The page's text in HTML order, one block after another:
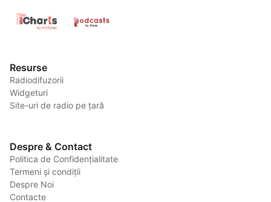
Resurse
Radiodifuzorii
Widgeturi
Site-uri de radio pe țară
Despre & Contact
Politica de Confidențialitate
Termeni și condiții
Despre Noi
Contacte